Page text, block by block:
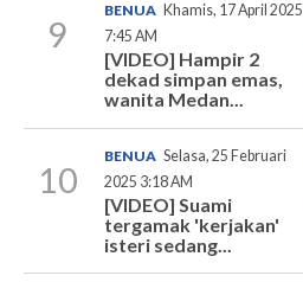
9
BENUA Khamis, 17 April 2025
7:45 AM
[VIDEO] Hampir 2
dekad simpan emas,
wanita Medan...
10
BENUA Selasa, 25 Februari
2025 3:18 AM
[VIDEO] Suami
tergamak 'kerjakan'
isteri sedang...